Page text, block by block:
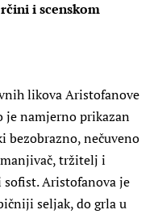
i scenskom
likova Aristofanove
je namjerno prikazan
bezobrazno, nečuveno
tržitelj i
sofist. Aristofanova je
seljak, do grla u